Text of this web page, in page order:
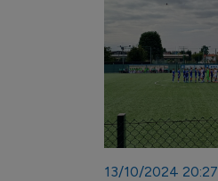
13/10/2024 20:27